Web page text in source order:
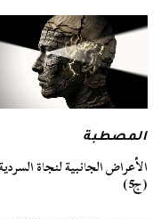
المصطبة
الأعراض الجانبية لنجاة
(ج5)